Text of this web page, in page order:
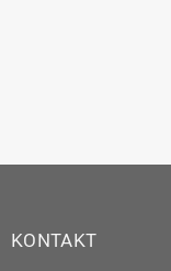
KONTAKT